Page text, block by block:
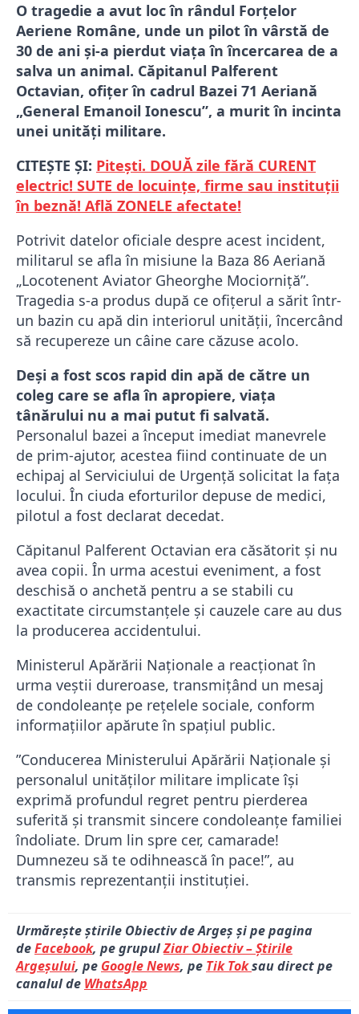
O tragedie a avut loc în rândul Forțelor
Aeriene Române, unde un pilot în vârstă de
30 de ani și-a pierdut viața în încercarea de a
salva un animal. Căpitanul Palferent
Octavian, ofițer în cadrul Bazei 71 Aeriană
„General Emanoil Ionescu”, a murit în incinta
unei unități militare.
CITEȘTE ȘI: Pitești. DOUĂ zile fără CURENT
electric! SUTE de locuințe, firme sau instituții
în beznă! Află ZONELE afectate!
Potrivit datelor oficiale despre acest incident,
militarul se afla în misiune la Baza 86 Aeriană
„Locotenent Aviator Gheorghe Mociorniță”.
Tragedia s-a produs după ce ofițerul a sărit într-
un bazin cu apă din interiorul unității, încercând
să recupereze un câine care căzuse acolo.
Deși a fost scos rapid din apă de către un
coleg care se afla în apropiere, viața
tânărului nu a mai putut fi salvată.
Personalul bazei a început imediat manevrele
de prim-ajutor, acestea fiind continuate de un
echipaj al Serviciului de Urgență solicitat la fața
locului. În ciuda eforturilor depuse de medici,
pilotul a fost declarat decedat.
Căpitanul Palferent Octavian era căsătorit și nu
avea copii. În urma acestui eveniment, a fost
deschisă o anchetă pentru a se stabili cu
exactitate circumstanțele și cauzele care au dus
la producerea accidentului.
Ministerul Apărării Naționale a reacționat în
urma veștii dureroase, transmițând un mesaj
de condoleanțe pe rețelele sociale, conform
informațiilor apărute în spațiul public.
”Conducerea Ministerului Apărării Naționale și
personalul unităților militare implicate își
exprimă profundul regret pentru pierderea
suferită și transmit sincere condoleanțe familiei
îndoliate. Drum lin spre cer, camarade!
Dumnezeu să te odihnească în pace!”, au
transmis reprezentanții instituției.
Urmărește știrile Obiectiv de Argeș și pe pagina
deFacebook, pe grupulZiar Obiectiv – Știrile
Argeșului, pe Google News, pe Tik Toksau direct pe
canalul de WhatsApp